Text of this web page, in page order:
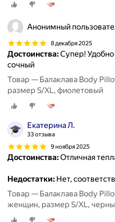
Анонимный
8 декабря 2025
Достоинства:Супер!
сочный
Товар — Балаклава Body
размер S/XL, фиолетовый
Екатерина Л.
33 отзыва
9 ноября 2025
Достоинства:Отличная
Недостатки: Нет,
Товар — Балаклава Body
женщин, размер S/XL,